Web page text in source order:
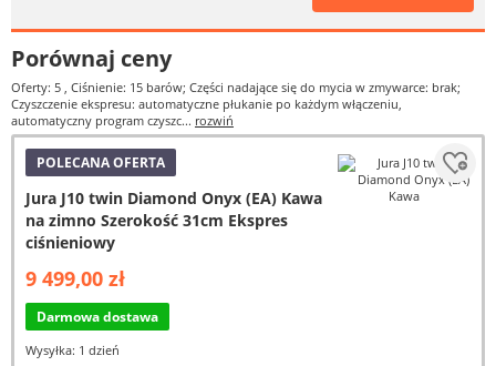
Porównaj ceny
Oferty: 5 , Ciśnienie: 15 barów; Części nadające się do mycia w zmywarce: brak;
Czyszczenie ekspresu: automatyczne płukanie po każdym włączeniu,
automatyczny program czyszc... rozwiń
POLECANA OFERTA
Jura J10 twin Diamond Onyx (EA) Kawa
na zimno Szerokość 31cm Ekspres
ciśnieniowy
9 499,00 zł
Darmowa dostawa
Wysyłka: 1 dzień